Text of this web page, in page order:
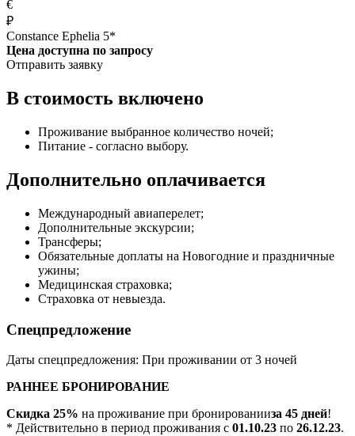
€
₽
Constance Ephelia 5*
Цена доступна по запросу
Отправить заявку
В стоимость включено
Проживание выбранное количество ночей;
Питание - согласно выбору.
Дополнительно оплачивается
Международный авиаперелет;
Дополнительные экскурсии;
Трансферы;
Обязательные доплаты на Новогодние и праздничные
ужины;
Медицинская страховка;
Страховка от невыезда.
Спецпредложение
Даты спецпредложения: При проживании от 3 ночей
РАННЕЕ БРОНИРОВАНИЕ
Скидка 25% на проживание при бронированииза 45 дней!
* Действительно в период проживания с 01.10.23 по 26.12.23.